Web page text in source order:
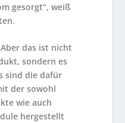
gesorgt“, weiß
das ist nicht
sondern es
sind die dafür
der sowohl
wie auch
hergestellt